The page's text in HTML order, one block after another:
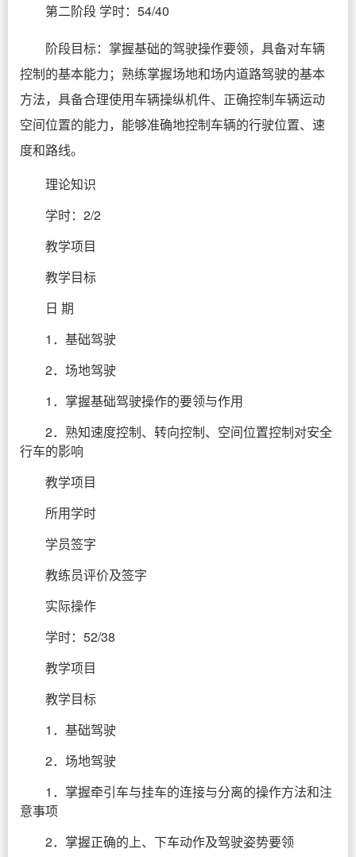
第二阶段 学时：54/40
阶段目标：掌握基础的驾驶操作要领，具备对车辆
控制的基本能力；熟练掌握场地和场内道路驾驶的基本
方法，具备合理使用车辆操纵机件、正确控制车辆运动
空间位置的能力，能够准确地控制车辆的行驶位置、速
度和路线。
理论知识
学时：2/2
教学项目
教学目标
日 期
1．基础驾驶
2．场地驾驶
1．掌握基础驾驶操作的要领与作用
2．熟知速度控制、转向控制、空间位置控制对安全
行车的影响
教学项目
所用学时
学员签字
教练员评价及签字
实际操作
学时：52/38
教学项目
教学目标
1．基础驾驶
2．场地驾驶
1．掌握牵引车与挂车的连接与分离的操作方法和注
意事项
2．掌握正确的上、下车动作及驾驶姿势要领